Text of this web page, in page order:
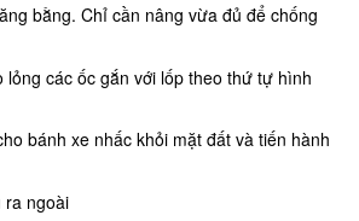
bằng. Chỉ cần nâng vừa đủ để chống
lỏng các ốc gắn với lốp theo thứ tự hình
bánh xe nhấc khỏi mặt đất và tiến hành
ra ngoài